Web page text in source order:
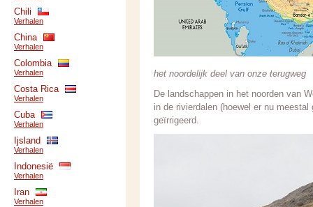
het noordelijk deel van onze terugweg
De landschappen in het noorden van
in de rivierdalen (hoewel er nu
geïrrigeerd.
Chili
Verhalen
China
Verhalen
Colombia
Verhalen
Costa Rica
Verhalen
Cuba
Verhalen
Ijsland
Verhalen
Indonesië
Verhalen
Iran
Verhalen